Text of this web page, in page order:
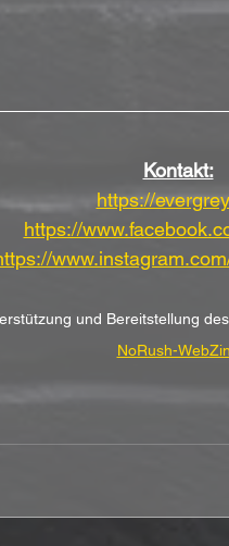
Kontakt:
https://
https://
und Bereitstellung
NoRush-